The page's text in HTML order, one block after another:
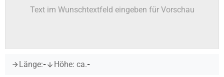
Text im Wunschtextfeld eingeben für Vorschau
Länge:- Höhe: ca.-